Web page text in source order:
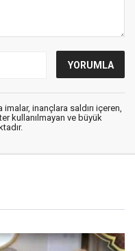
inançlara saldırı içeren,
kullanılmayan ve büyük